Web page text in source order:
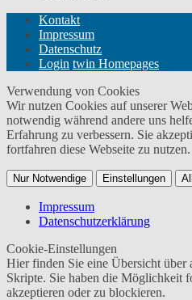
Kontakt
Impressum
Datenschutz
Login twin Homepages
Verwendung von Cookies
Wir nutzen Cookies auf unserer
notwendig während andere uns
Erfahrung zu verbessern. Sie
fortfahren diese Webseite zu nutzen.
Nur Notwendige Einstellungen
Impressum
Datenschutzerklärung
Cookie-Einstellungen
Hier finden Sie eine Übersicht über
Skripte. Sie haben die Möglichkeit
akzeptieren oder zu blockieren.